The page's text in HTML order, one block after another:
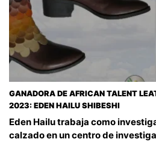
GANADORA DE AFRICAN TALENT
2023: EDEN HAILU SHIBESHI
Eden Hailu trabaja como
calzado en un centro de